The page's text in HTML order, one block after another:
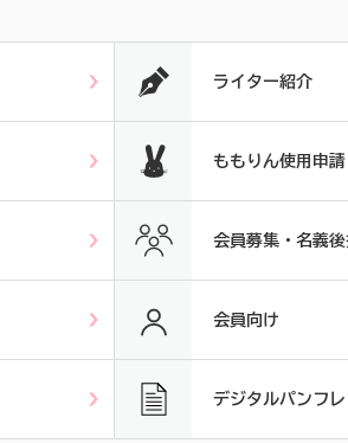
ライター紹介
ももりん使用申請
会員募集・名義
会員向け
デジタルパンフ